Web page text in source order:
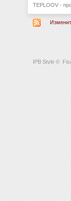
IPB Style ©
TEPLOOV -